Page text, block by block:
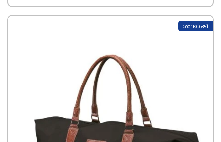
Cod: KC6351